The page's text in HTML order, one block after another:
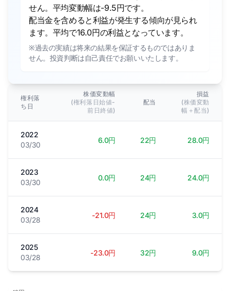
せん。平均変動幅は-9.5円です。
配当金を含めると利益が発生する傾向が見られ
ます。平均で16.0円の利益となっています。
※過去の実績は将来の結果を保証するものではありま
せん。投資判断は自己責任でお願いいたします。
権利落
ち日
株価変動幅
(権利落日始値-
前日終値)
配当
損益
(株価変動
幅＋配当)
2022
03/30
6.0円 22円 28.0円
2023
03/30
0.0円 24円 24.0円
2024
03/28
-21.0円 24円 3.0円
2025
03/28
-23.0円 32円 9.0円